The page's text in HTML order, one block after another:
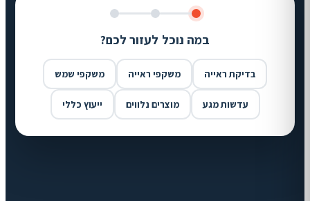
במה נוכל לעזור לכם?
בדיקת ראייה משקפי ראייה משקפי שמש
עדשות מגע מוצרים נלווים ייעוץ כללי